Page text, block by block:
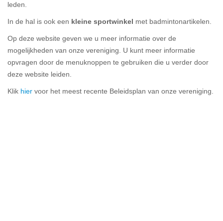
leden.
In de hal is ook een kleine sportwinkel met badmintonartikelen.
Op deze website geven we u meer informatie over de
mogelijkheden van onze vereniging. U kunt meer informatie
opvragen door de menuknoppen te gebruiken die u verder door
deze website leiden.
Klik hier voor het meest recente Beleidsplan van onze vereniging.